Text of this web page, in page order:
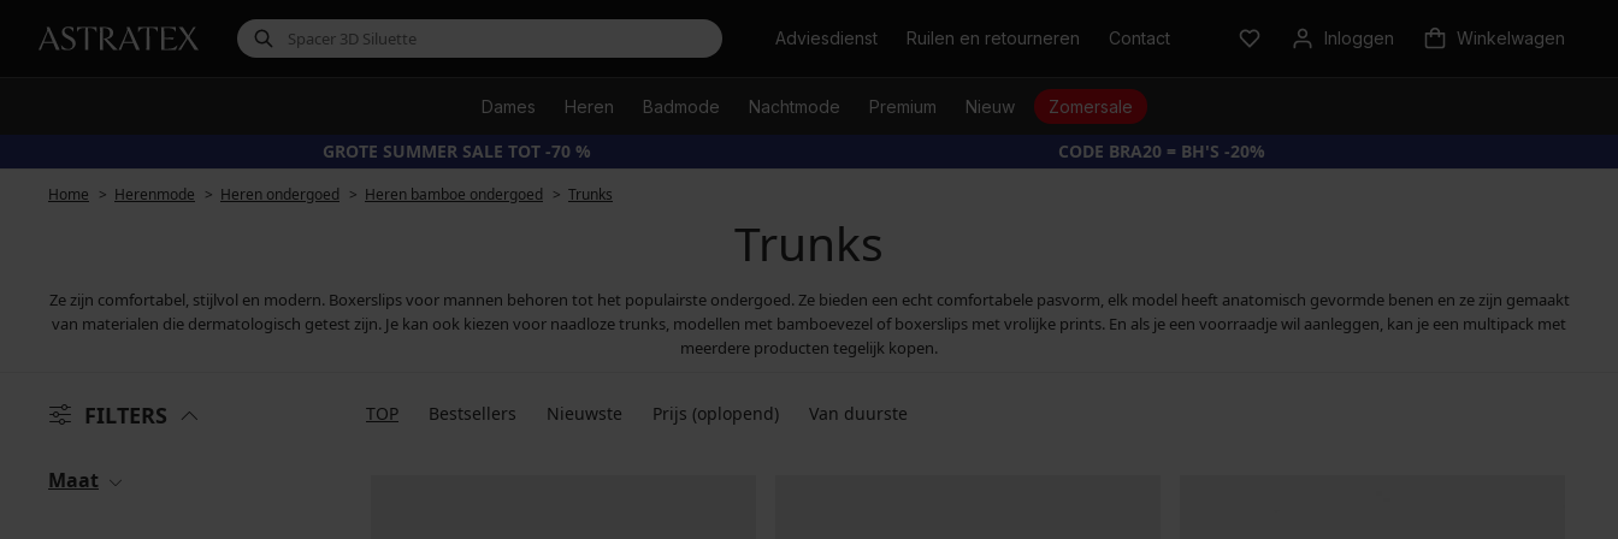
ZoekenAdviesdienst Ruilen en retourneren Contact Inloggen Winkelwagen
Dames Heren Badmode Nachtmode Premium Nieuw Zomersale
GROTE SUMMER SALE TOT -70 % CODE BRA20 = BH'S -20%
Home Herenmode Heren ondergoed Heren bamboe ondergoed Trunks
Trunks
Ze zijn comfortabel, stijlvol en modern. Boxerslips voor mannen behoren tot het populairste ondergoed. Ze bieden een echt comfortabele pasvorm, elk model heeft anatomisch gevormde benen en ze zijn gemaakt
van materialen die dermatologisch getest zijn. Je kan ook kiezen voor naadloze trunks, modellen met bamboevezel of boxerslips met vrolijke prints. En als je een voorraadje wil aanleggen, kan je een multipack met
meerdere producten tegelijk kopen.
FILTERS TOP Bestsellers Nieuwste Prijs (oplopend) Van duurste
Maat